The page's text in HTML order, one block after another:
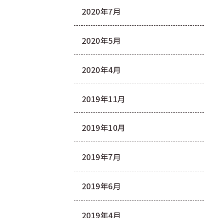
2020年7月
2020年5月
2020年4月
2019年11月
2019年10月
2019年7月
2019年6月
2019年4月